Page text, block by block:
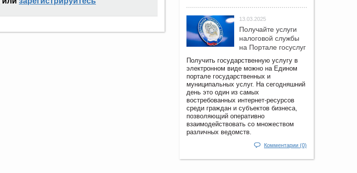
13.03.2025
Получайте услуги
налоговой службы
на Портале госyслуг
Получить государственную услугу в
электронном виде можно на Едином
портале государственных и
муниципальных услуг. На сегодняшний
день это один из самых
востребованных интернет-ресурсов
среди граждан и субъектов бизнеса,
позволяющий оперативно
взаимодействовать со множеством
различных ведомств.
Комментарии (0)